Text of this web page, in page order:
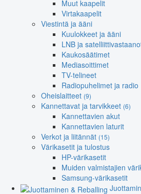
Muut kaapelit
Virtakaapelit
Viestintä ja ääni
Kuulokkeet ja ääni
LNB ja
Kaukosäätimet
Mediasoittimet
TV-telineet
Radiopuhelimet ja radio
Oheislaitteet (9)
Kannettavat ja tarvikkeet (6)
Kannettavien akut
Kannettavien laturit
Verkot ja liitännät (15)
Värikasetit ja tulostus
HP-värikasetit
Muiden valmistajien
Samsung-värikasetit